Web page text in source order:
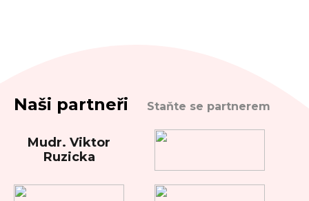
Naši partneři Staňte se partnerem
Mudr. Viktor
Ruzicka